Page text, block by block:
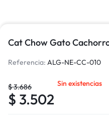
Cat Chow Gato
Referencia: ALG-NE-CC-010
$3.686
$ 3.502
Sin existencias